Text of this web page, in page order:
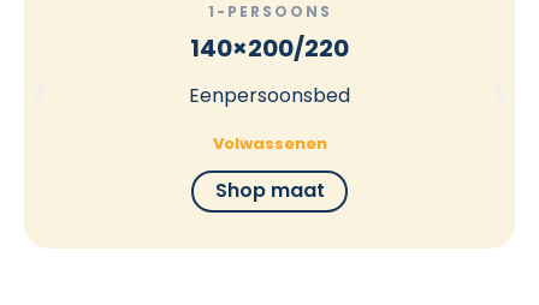
1-PERSOONS
140×200/220
Eenpersoonsbed
Volwassenen
Shop maat